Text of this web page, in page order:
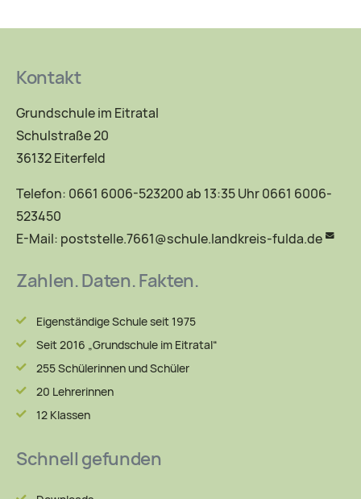
Kontakt
Grundschule im Eitratal
Schulstraße 20
36132 Eiterfeld
Telefon: 0661 6006-523200 ab 13:35 Uhr 0661 6006-
523450
E-Mail: poststelle.7661@schule.landkreis-fulda.de
Zahlen. Daten. Fakten.
Eigenständige Schule seit 1975
Seit 2016 „Grundschule im Eitratal“
255 Schülerinnen und Schüler
20 Lehrerinnen
12 Klassen
Schnell gefunden